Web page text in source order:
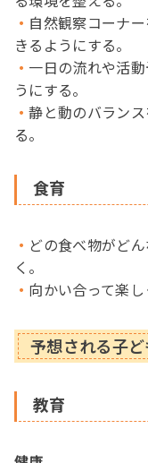
自然観察コーナ
きるようにする。
一日の流れや活
うにする。
静と動のバラン
る。
食育
どの食べ物がど
く。
向かい合って楽
予想される子
教育